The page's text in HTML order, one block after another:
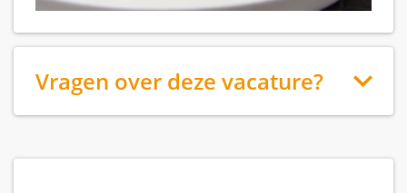
Vragen over deze vacature?